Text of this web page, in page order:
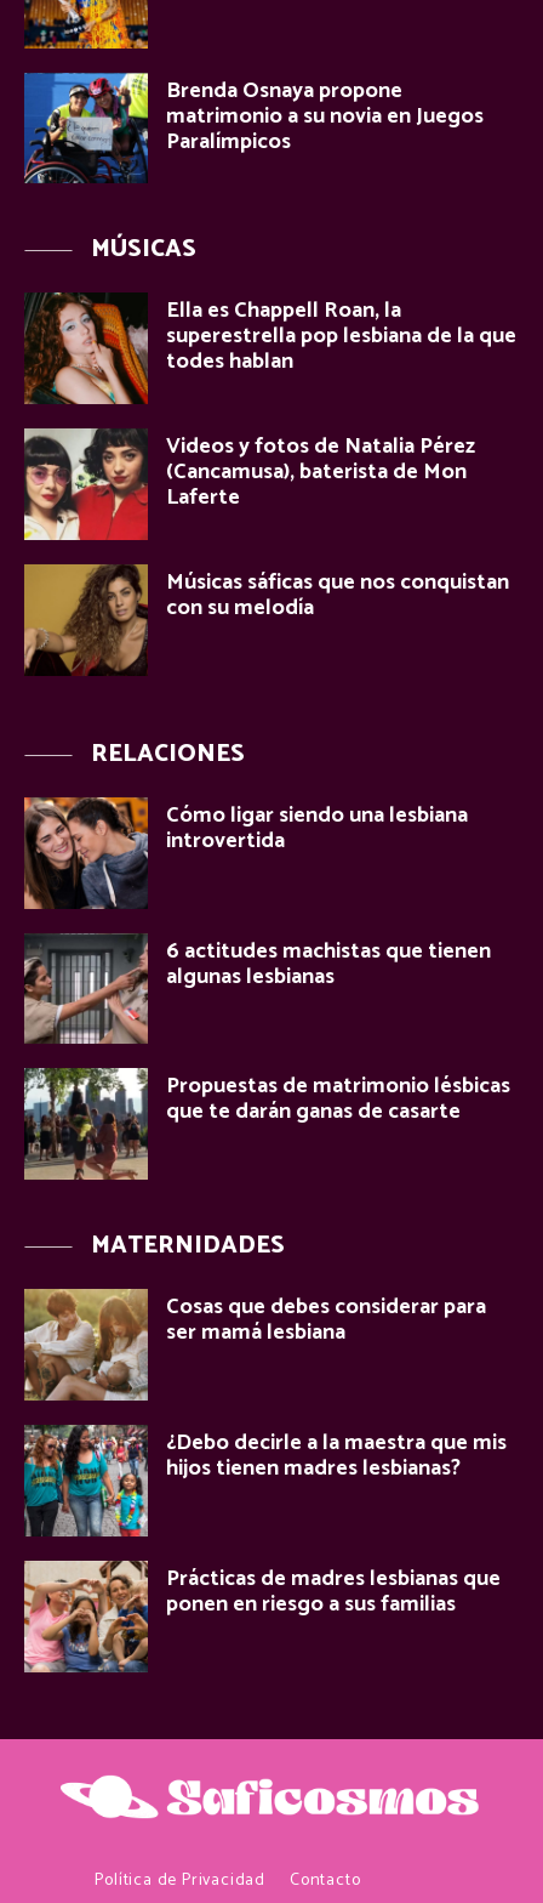
Brenda Osnaya propone
matrimonio a su novia en Juegos
Paralímpicos
MÚSICAS
Ella es Chappell Roan, la
superestrella pop lesbiana de la que
todes hablan
Videos y fotos de Natalia Pérez
(Cancamusa), baterista de Mon
Laferte
Músicas sáficas que nos conquistan
con su melodía
RELACIONES
Cómo ligar siendo una lesbiana
introvertida
6 actitudes machistas que tienen
algunas lesbianas
Propuestas de matrimonio lésbicas
que te darán ganas de casarte
MATERNIDADES
Cosas que debes considerar para
ser mamá lesbiana
¿Debo decirle a la maestra que mis
hijos tienen madres lesbianas?
Prácticas de madres lesbianas que
ponen en riesgo a sus familias
Política de Privacidad Contacto